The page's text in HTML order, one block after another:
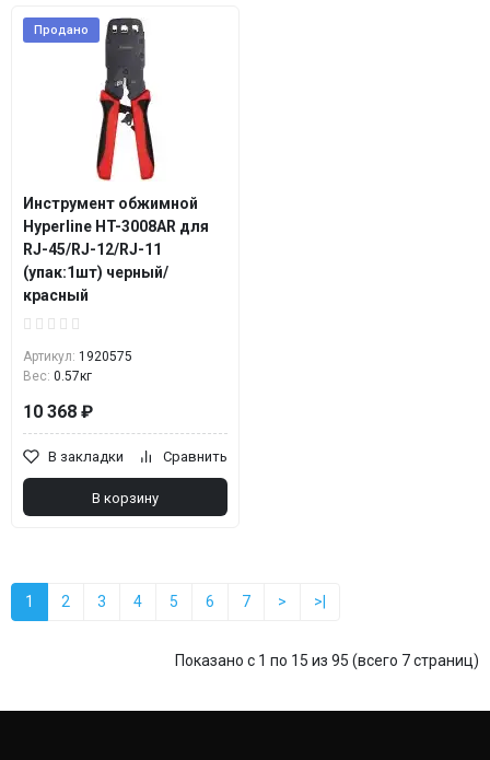
Продано
Инструмент обжимной
Hyperline HT-3008AR для
RJ-45/RJ-12/RJ-11
(упак:1шт) черный/
красный
Артикул: 1920575
Вес: 0.57кг
10 368 ₽
В закладки Сравнить
В корзину
1 2 3 4 5 6 7 > >|
Показано с 1 по 15 из 95 (всего 7 страниц)